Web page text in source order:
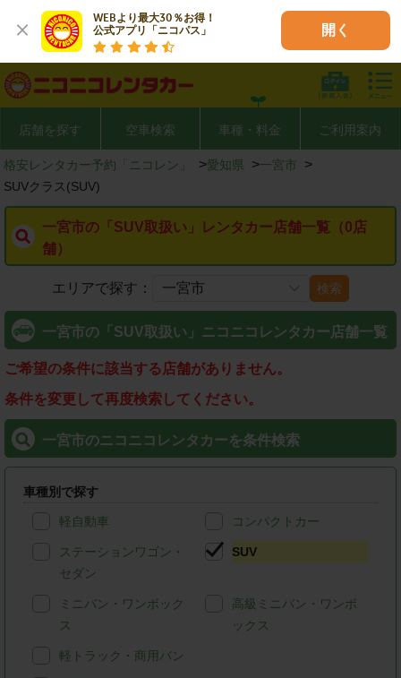
WEBより最大30％お得！
公式アプリ「ニコパス」
開く
店舗を探す 空車検索 車種・料金 ご利用案内
格安レンタカー予約「ニコレン」 >愛知県 >一宮市 >
SUVクラス(SUV)
一宮市の「SUV取扱い」レンタカー店舗一覧（0店
舗）
エリアで探す： 検索
一宮市の「SUV取扱い」ニコニコレンタカー店舗一覧
ご希望の条件に該当する店舗がありません。
条件を変更して再度検索してください。
一宮市のニコニコレンタカーを条件検索
車種別で探す
軽自動車 コンパクトカー
ステーションワゴン・
セダン
SUV
ミニバン・ワンボック
ス
高級ミニバン・ワンボ
ックス
軽トラック・商用バン